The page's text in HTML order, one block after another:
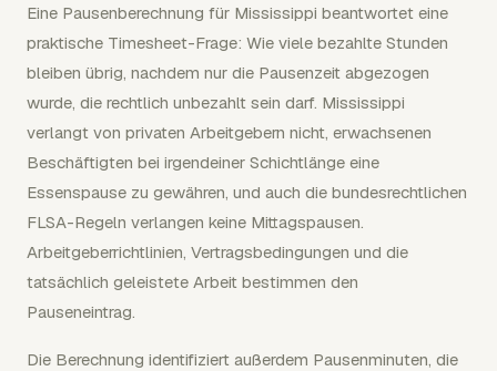
Eine Pausenberechnung für Mississippi beantwortet eine
praktische Timesheet-Frage: Wie viele bezahlte Stunden
bleiben übrig, nachdem nur die Pausenzeit abgezogen
wurde, die rechtlich unbezahlt sein darf. Mississippi
verlangt von privaten Arbeitgebern nicht, erwachsenen
Beschäftigten bei irgendeiner Schichtlänge eine
Essenspause zu gewähren, und auch die bundesrechtlichen
FLSA-Regeln verlangen keine Mittagspausen.
Arbeitgeberrichtlinien, Vertragsbedingungen und die
tatsächlich geleistete Arbeit bestimmen den
Pauseneintrag.
Die Berechnung identifiziert außerdem Pausenminuten, die